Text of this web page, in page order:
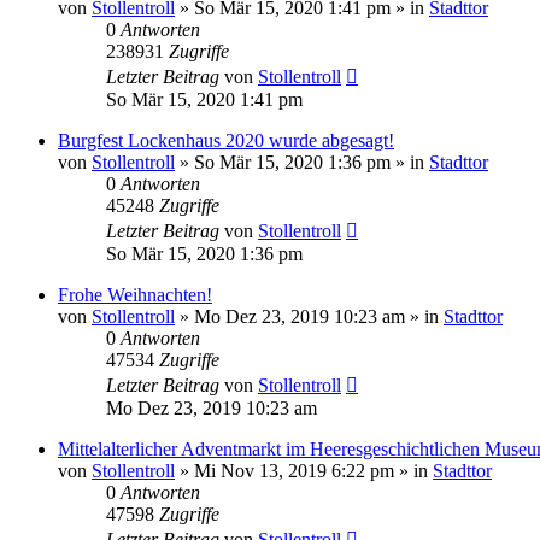
von Stollentroll » So Mär 15, 2020 1:41 pm » in Stadttor
0 Antworten
238931 Zugriffe
Letzter Beitrag von Stollentroll
So Mär 15, 2020 1:41 pm
Burgfest Lockenhaus 2020 wurde abgesagt!
von Stollentroll » So Mär 15, 2020 1:36 pm » in Stadttor
0 Antworten
45248 Zugriffe
Letzter Beitrag von Stollentroll
So Mär 15, 2020 1:36 pm
Frohe Weihnachten!
von Stollentroll » Mo Dez 23, 2019 10:23 am » in Stadttor
0 Antworten
47534 Zugriffe
Letzter Beitrag von Stollentroll
Mo Dez 23, 2019 10:23 am
Mittelalterlicher Adventmarkt im Heeresgeschichtlichen
von Stollentroll » Mi Nov 13, 2019 6:22 pm » in Stadttor
0 Antworten
47598 Zugriffe